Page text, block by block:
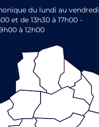
du lundi au vendredi
et de 13h30 à 17h00 -
à 12h00